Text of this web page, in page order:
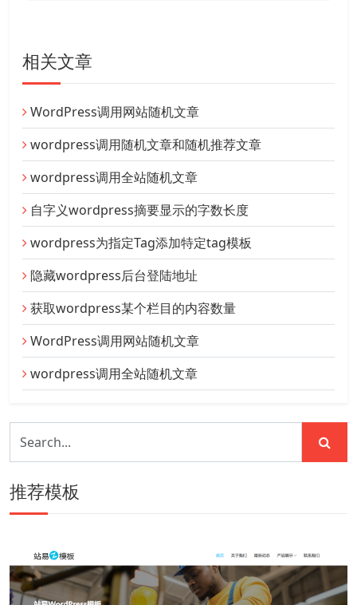
相关文章
WordPress调用网站随机文章
wordpress调用随机文章和随机推荐文章
wordpress调用全站随机文章
自字义wordpress摘要显示的字数长度
wordpress为指定Tag添加特定tag模板
隐藏wordpress后台登陆地址
获取wordpress某个栏目的内容数量
WordPress调用网站随机文章
wordpress调用全站随机文章
推荐模板